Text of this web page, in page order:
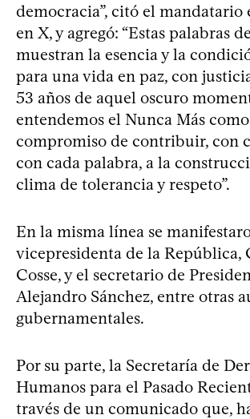
democracia”, citó el mandatario
en X, y agregó: “Estas palabras
muestran la esencia y la
para una vida en paz, con
53 años de aquel oscuro
entendemos el Nunca Más
compromiso de contribuir, con
con cada palabra, a la
clima de tolerancia y respeto”.
En la misma línea se
vicepresidenta de la República,
Cosse, y el secretario de
Alejandro Sánchez, entre otras
gubernamentales.
Por su parte, la Secretaría de
Humanos para el Pasado
través de un comunicado que,